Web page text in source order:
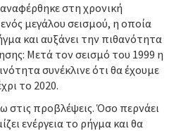
στη χρονική
μεγάλου σεισμού, η οποία
και αυξάνει την πιθανότητα
Μετά τον σεισμό του 1999 η
συνέκλινε ότι θα έχουμε
το 2020.
στις προβλέψεις. Όσο περνάει
ενέργεια το ρήγμα και θα